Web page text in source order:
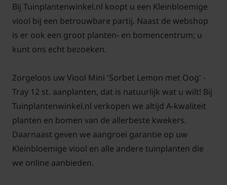
Bij Tuinplantenwinkel.nl koopt u een Kleinbloemige
viool bij een betrouwbare partij. Naast de webshop
is er ook een groot planten- en bomencentrum; u
kunt ons echt bezoeken.
Zorgeloos uw Viool Mini 'Sorbet Lemon met Oog' -
Tray 12 st. aanplanten, dat is natuurlijk wat u wilt! Bij
Tuinplantenwinkel.nl verkopen we altijd A-kwaliteit
planten en bomen van de allerbeste kwekers.
Daarnaast geven we aangroei garantie op uw
Kleinbloemige viool en alle andere tuinplanten die
we online aanbieden.